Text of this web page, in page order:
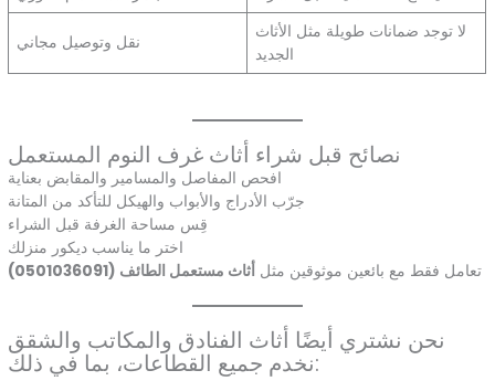
نقل وتوصيل مجاني
لا توجد ضمانات طويلة مثل الأثاث
الجديد
نصائح قبل شراء أثاث غرف النوم المستعمل
افحص المفاصل والمسامير والمقابض بعناية
جرّب الأدراج والأبواب والهيكل للتأكد من المتانة
قِس مساحة الغرفة قبل الشراء
اختر ما يناسب ديكور منزلك
تعامل فقط مع بائعين موثوقين مثل أثاث مستعمل الطائف (0501036091)
نحن نشتري أيضًا أثاث الفنادق والمكاتب والشقق
نخدم جميع القطاعات، بما في ذلك: